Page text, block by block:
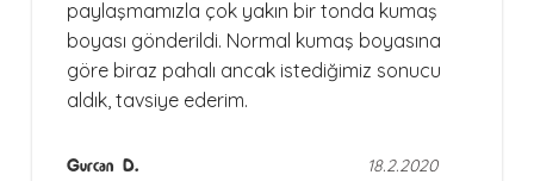
paylaşmamızla çok yakın bir tonda kumaş
boyası gönderildi. Normal kumaş boyasına
göre biraz pahalı ancak istediğimiz sonucu
aldık, tavsiye ederim.
Gurcan D. 18.2.2020